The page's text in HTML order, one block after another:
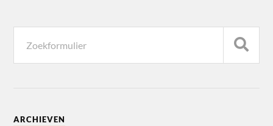
ARCHIEVEN